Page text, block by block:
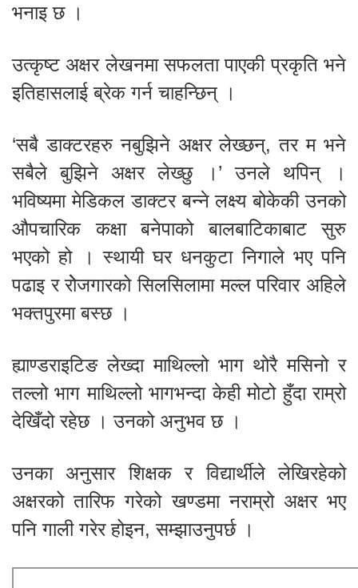
भनाइ छ ।
उत्कृष्ट अक्षर लेखनमा सफलता पाएकी प्रकृति भने
इतिहासलाई ब्रेक गर्न चाहन्छिन् ।
‘सबै डाक्टरहरु नबुझिने अक्षर लेख्छन्, तर म भने
सबैले बुझिने अक्षर लेख्छु ।’ उनले थपिन् ।
भविष्यमा मेडिकल डाक्टर बन्ने लक्ष्य बोकेकी उनको
औपचारिक कक्षा बनेपाको बालबाटिकाबाट सुरु
भएको हो । स्थायी घर धनकुटा निगाले भए पनि
पढाइ र रोेजगारको सिलसिलामा मल्ल परिवार अहिले
भक्तपुरमा बस्छ ।
ह्याण्डराइटिङ लेख्दा माथिल्लो भाग थोरै मसिनो र
तल्लो भाग माथिल्लो भागभन्दा केही मोटो हुँदा राम्रो
देखिँदो रहेछ । उनको अनुभव छ ।
उनका अनुसार शिक्षक र विद्यार्थीले लेखिरहेको
अक्षरको तारिफ गरेको खण्डमा नराम्रो अक्षर भए
पनि गाली गरेर होइन, सम्झाउनुपर्छ ।